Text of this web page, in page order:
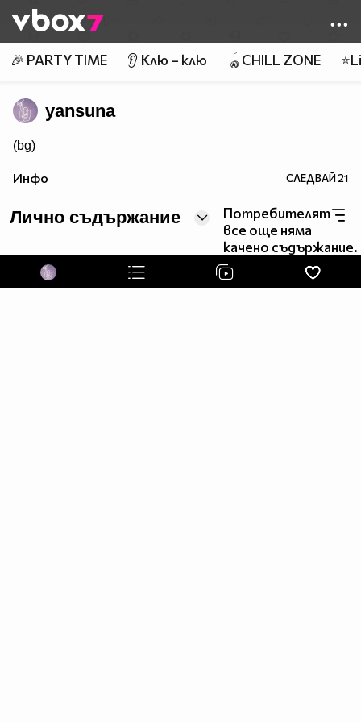
👾
🎉 PARTY TIME 👂 Клю – клю 🪀CHILL ZONE
yansuna
(bg)
Инфо СЛЕДВАЙ21
Лично съдържание
Потребителят
все още няма
качено съдържание.